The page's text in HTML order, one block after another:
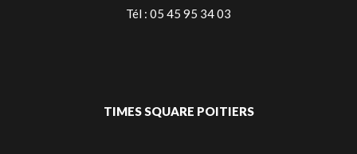
Tél : 05 45 95 34 03
TIMES SQUARE POITIERS